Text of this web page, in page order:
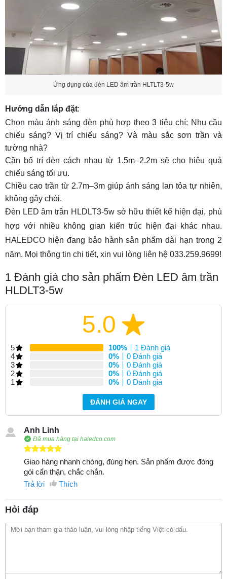
Ứng dụng của đèn LED âm trần HLTLT3-5w
Hướng dẫn lắp đặt:
Chọn màu ánh sáng đèn phù hợp theo 3 tiêu chí: Nhu cầu
chiếu sáng? Vị trí chiếu sáng? Và màu sắc sơn trần và
tường nhà?
Cần bố trí đèn cách nhau từ 1.5m–2.2m sẽ cho hiệu quả
chiếu sáng tối ưu.
Chiều cao trần từ 2.7m–3m giúp ánh sáng lan tỏa tự nhiên,
không gây chói.
Đèn LED âm trần HLDLT3-5w sở hữu thiết kế hiện đại, phù
hợp với nhiều không gian kiến trúc hiện đại khác nhau.
HALEDCO hiện đang bảo hành sản phẩm dài hạn trong 2
năm. Mọi thông tin chi tiết, xin vui lòng liên hệ 033.259.9699!
1 Đánh giá cho sản phẩm Đèn LED âm trần
HLDLT3-5w
5.0
5 100%
1 Đánh giá
4
0%
0 Đánh giá
3
0%
0 Đánh giá
2
0%
0 Đánh giá
1
0% 0 Đánh giá
ĐÁNH GIÁ NGAY
Anh Linh
Đã mua hàng tại haledco.com
Giao hàng nhanh chóng, đúng hẹn. Sản phẩm được đóng
gói cẩn thận, chắc chắn.
Trả lời
Thích
Hỏi đáp